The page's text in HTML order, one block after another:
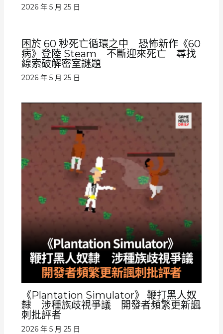
2026 年 5 月 25 日
困於 60 秒死亡循環之中 恐怖新作《60
病》登陸 Steam 不斷迎來死亡 尋找
線索破解密室謎題
2026 年 5 月 25 日
《Plantation Simulator》 鞭打黑人奴
隸 涉種族歧視爭議 開發者頻繁更新諷
刺批評者
2026 年 5 月 25 日